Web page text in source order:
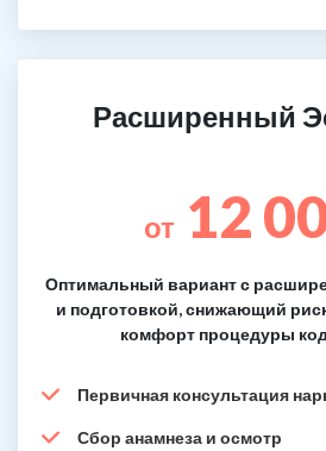
Расширенный
от 12
Оптимальный вариант с
и подготовкой, снижающий
комфорт процедуры
Первичная консультация
Сбор анамнеза и осмотр